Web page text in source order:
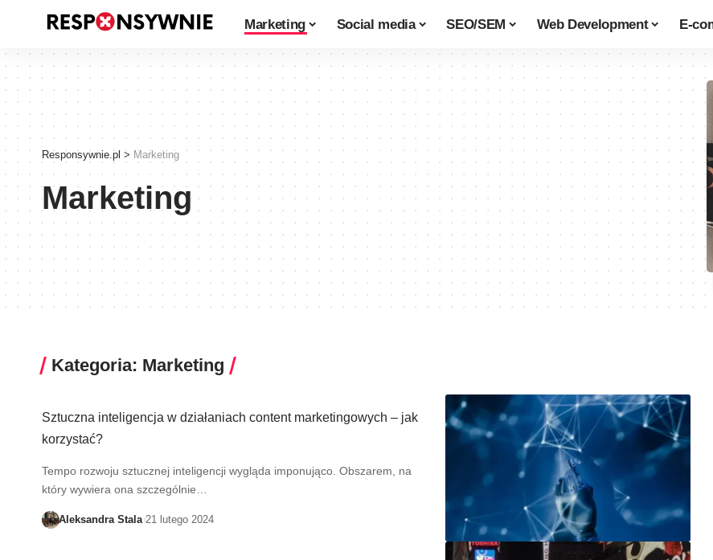
Marketing Social media SEO/SEM Web Development E-
Responsywnie.pl > Marketing
Marketing
Kategoria: Marketing
Sztuczna inteligencja w działaniach content marketingowych – jak
korzystać?
Tempo rozwoju sztucznej inteligencji wygląda imponująco. Obszarem, na
który wywiera ona szczególnie…
Aleksandra Stala 21 lutego 2024